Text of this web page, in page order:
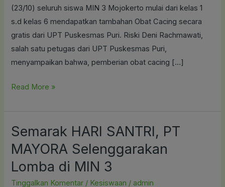
(23/10) seluruh siswa MIN 3 Mojokerto mulai dari kelas 1
s.d kelas 6 mendapatkan tambahan Obat Cacing secara
gratis dari UPT Puskesmas Puri. Riski Deni Rachmawati,
salah satu petugas dari UPT Puskesmas Puri,
menyampaikan bahwa, pemberian obat cacing […]
Read More »
Semarak HARI SANTRI, PT
MAYORA Selenggarakan
Lomba di MIN 3
Tinggalkan Komentar / Kesiswaan / admin
Semarak
HARI
SANTRI,
PT
MAYORA